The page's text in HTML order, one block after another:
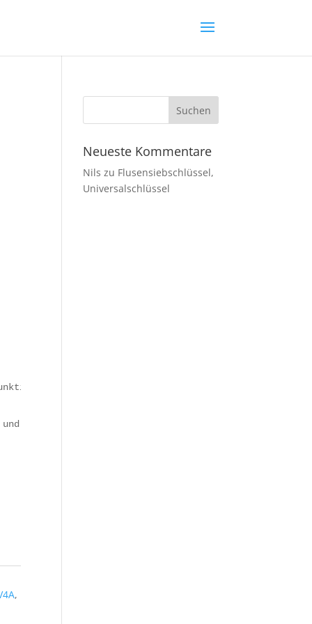
Konferenztisch der Multivanklassen T5 und
erfreut bei jeder Benutzung den Betrachter.
,
Neueste Kommentare
Nils zu Flusensiebschlüssel,
Universalschlüssel